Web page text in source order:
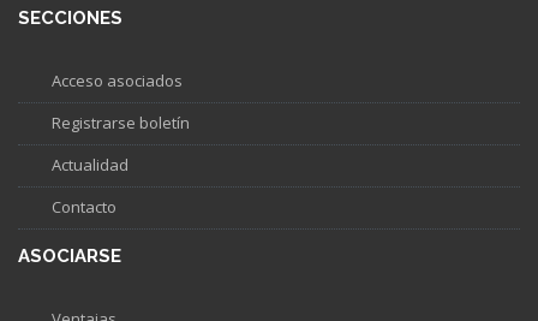
SECCIONES
Acceso asociados
Registrarse boletín
Actualidad
Contacto
ASOCIARSE